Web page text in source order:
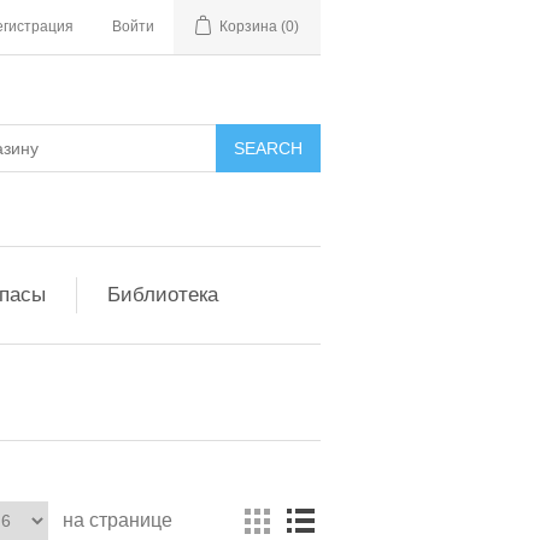
Войти Корзина (0)
Библиотека
на странице